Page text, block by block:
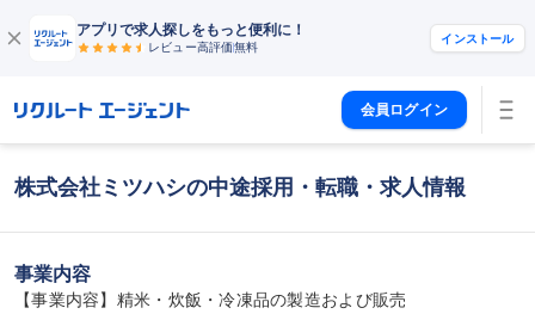
アプリで求人探しをもっと便利に！
レビュー高評価無料
インストール
会員ログイン
株式会社ミツハシの中途採用・転職・求人情報
事業内容
【事業内容】精米・炊飯・冷凍品の製造および販売